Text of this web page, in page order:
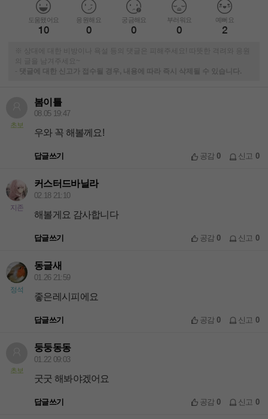
도움됐어요
10
응원해요
0
궁금해요
0
부러워요
0
예뻐요
2
※ 상대에 대한 비방이나 욕설 등의 댓글은 피해주세요! 따뜻한 격려와 응원
의 글을 남겨주세요~
-
댓글에 대한 신고가 접수될 경우, 내용에 따라 즉시 삭제될 수 있습니다.
초보
봄이틀
08.05 19:47
우와 꼭 해볼께요!
답글쓰기 공감0 신고 0
지존
커스터드바닐라
02.18 21:10
해볼게요 감사합니다
답글쓰기 공감0 신고 0
정석
동글새
01.26 21:59
좋은레시피에요
답글쓰기 공감0 신고 0
초보
둥둥동동
01.22 09:03
굿굿 해봐야겠어요
답글쓰기 공감0 신고 0